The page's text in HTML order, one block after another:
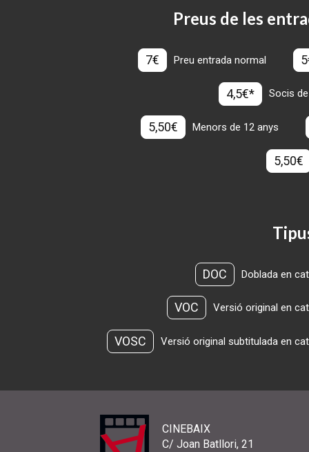
Preus de les
7€ Preu entrada normal
4,5€* Socis
5,50€ Menors de 12 anys
5,50€
DOC Doblada en
VOC Versió original en
VOSC Versió original subtitulada en
CINEBAIX
C/ Joan Batllori, 21